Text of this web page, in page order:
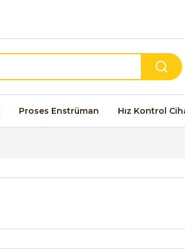
Proses Enstrüman Hız Kontrol